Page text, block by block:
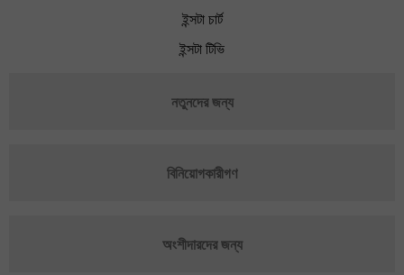
ইন্সটা চার্ট
ইন্সটা টিভি
নতুনদের জন্য
বিনিয়োগকারীগণ
অংশীদারদের জন্য